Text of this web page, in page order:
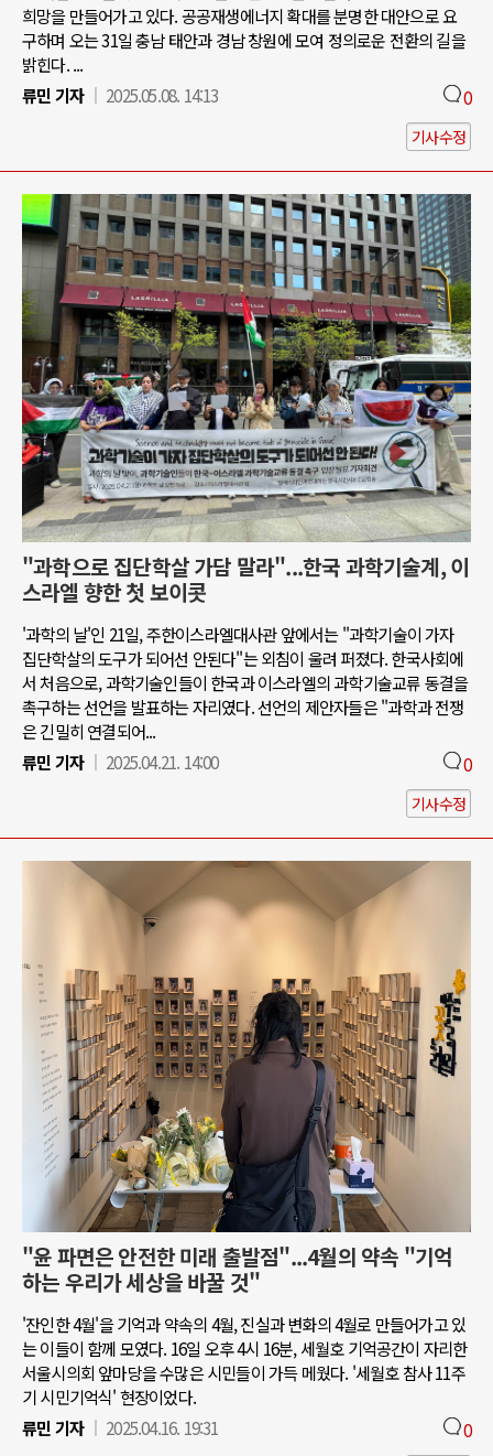
희망을 만들어가고 있다. 공공재생에너지 확대를 분명한 대안으로 요
구하며 오는 31일 충남 태안과 경남 창원에 모여 정의로운 전환의 길을
밝힌다. ...
류민 기자
2025.05.08. 14:13 0
기사수정
"과학으로 집단학살 가담 말라"...한국 과학기술계, 이
스라엘 향한 첫 보이콧
'과학의 날'인 21일, 주한이스라엘대사관 앞에서는 "과학기술이 가자
집단학살의 도구가 되어선 안된다"는 외침이 울려 퍼졌다. 한국사회에
서 처음으로, 과학기술인들이 한국과 이스라엘의 과학기술교류 동결을
촉구하는 선언을 발표하는 자리였다. 선언의 제안자들은 "과학과 전쟁
은 긴밀히 연결되어...
류민 기자
2025.04.21. 14:00 0
기사수정
"윤 파면은 안전한 미래 출발점"...4월의 약속 "기억
하는 우리가 세상을 바꿀 것"
'잔인한 4월'을 기억과 약속의 4월, 진실과 변화의 4월로 만들어가고 있
는 이들이 함께 모였다. 16일 오후 4시 16분, 세월호 기억공간이 자리한
서울시의회 앞마당을 수많은 시민들이 가득 메웠다. '세월호 참사 11주
기 시민기억식' 현장이었다.
류민 기자
2025.04.16. 19:31 0